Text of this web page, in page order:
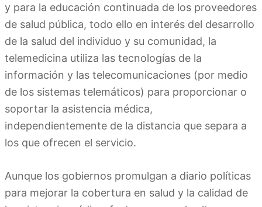
y para la educación continuada de los proveedores
de salud pública, todo ello en interés del desarrollo
de la salud del individuo y su comunidad, la
telemedicina utiliza las tecnologías de la
información y las telecomunicaciones (por medio
de los sistemas telemáticos) para proporcionar o
soportar la asistencia médica,
independientemente de la distancia que separa a
los que ofrecen el servicio.
Aunque los gobiernos promulgan a diario políticas
para mejorar la cobertura en salud y la calidad de